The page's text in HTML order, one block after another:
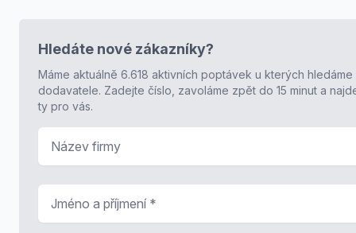
Hledáte nové zákazníky?
Máme aktuálně 6.618 aktivních poptávek u kterých hledáme
dodavatele. Zadejte číslo, zavoláme zpět do 15 minut a
ty pro vás.